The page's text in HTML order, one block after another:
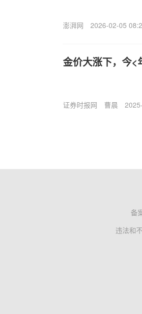
澎湃网 2026-02-05
金价大涨下，今<
证券时报网 曹晨
备
违法和